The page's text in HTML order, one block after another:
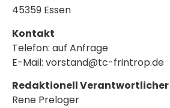
45359 Essen
Kontakt
Telefon: auf Anfrage
E-Mail: vorstand@tc-frintrop.de
Redaktionell Verantwortlicher
Rene Preloger